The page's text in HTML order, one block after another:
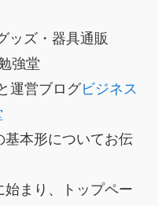
運営ブログビジネス
本形についてお伝
まり、トップペー